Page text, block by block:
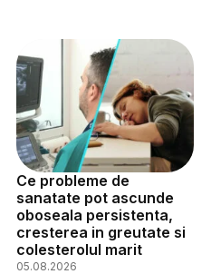
Ce probleme de
sanatate pot ascunde
oboseala persistenta,
cresterea in greutate si
colesterolul marit
05.08.2026